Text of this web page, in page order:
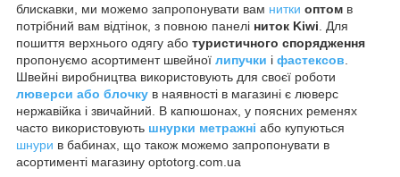
блискавки, ми можемо запропонувати вам нитки оптом в
потрібний вам відтінок, з повною панелі ниток Kiwi . Для
пошиття верхнього одягу або туристичного спорядження
пропонуємо асортимент швейної липучки і фастексов
Швейні виробництва використовують для своєї роботи
люверси або блочку в наявності в магазині є люверс
нержавійка і звичайний. В капюшонах, у поясних ременях
часто використовують шнурки метражні або купуються
шнури в бабинах, що також можемо запропонувати в
асортименті магазину optotorg.com.ua